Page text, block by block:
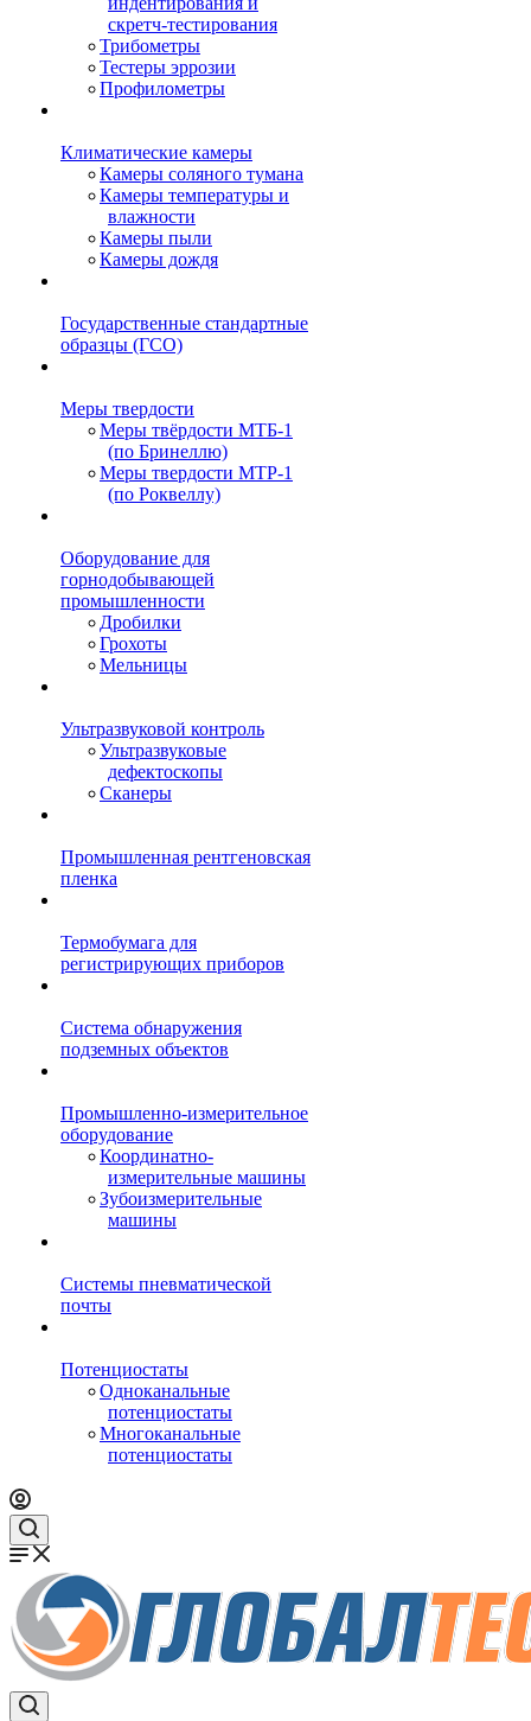
скретч-тестирования
Трибометры
Тестеры эррозии
Профилометры
Климатические камеры
Камеры соляного тумана
Камеры температуры и
влажности
Камеры пыли
Камеры дождя
Государственные стандартные
образцы (ГСО)
Меры твердости
Меры твёрдости МТБ-1
(по Бринеллю)
Меры твердости МТР-1
(по Роквеллу)
Оборудование для
горнодобывающей
промышленности
Дробилки
Грохоты
Мельницы
Ультразвуковой контроль
Ультразвуковые
дефектоскопы
Сканеры
Промышленная рентгеновская
пленка
Термобумага для
регистрирующих приборов
Система обнаружения
подземных объектов
Промышленно-измерительное
оборудование
Координатно-
измерительные машины
Зубоизмерительные
машины
Системы пневматической
почты
Потенциостаты
Одноканальные
потенциостаты
Многоканальные
потенциостаты